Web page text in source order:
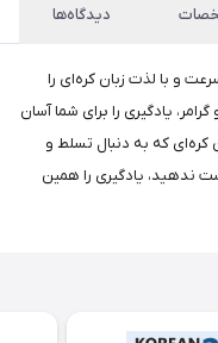
دیدگاه‌ها
و لغات کره‌ای نیو یانسی ۲-۲"، به سرعت و با لذت زبان کره‌ای را
یادگیری را برای شما آسان
کره‌ای که به دنبال تسلط و
ندهید، یادگیری را همین